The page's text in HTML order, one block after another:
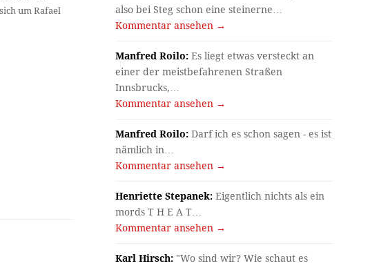
um Rafael
also bei Steg schon eine steinerne…
Kommentar ansehen →
Manfred Roilo: Es liegt etwas versteckt an
einer der meistbefahrenen Straßen
Innsbrucks,…
Kommentar ansehen →
Manfred Roilo: Darf ich es schon sagen - es ist
nämlich in…
Kommentar ansehen →
Henriette Stepanek: Eigentlich nichts als ein
mords T H E A T…
Kommentar ansehen →
Karl Hirsch: "Wo sind wir? Wie schaut es